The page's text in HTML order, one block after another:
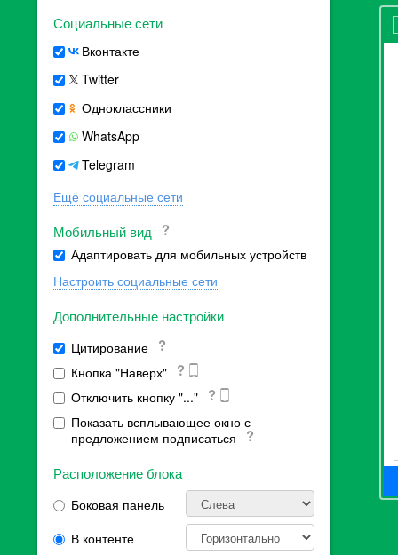
Социальные сети
Вконтакте
Twitter
Одноклассники
WhatsApp
Telegram
Ещё социальные сети
Мобильный вид
Адаптировать для мобильных устройств
Настроить социальные сети
Дополнительные настройки
Цитирование
Кнопка "Наверх"
Отключить кнопку "..."
Показать всплывающее окно с
предложением подписаться
Расположение блока
Боковая панель
В контенте